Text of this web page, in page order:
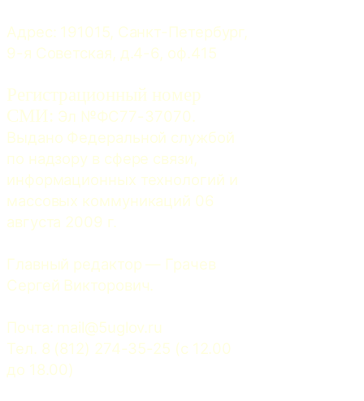
Адрес: 191015, Санкт-Петербург,
9-я Советская, д.4-6, оф.415
Регистрационный номер
СМИ: Эл №ФС77-37070.
Выдано Федеральной службой
по надзору в сфере связи,
информационных технологий и
массовых коммуникаций 06
августа 2009 г.
Главный редактор — Грачев
Сергей Викторович.
Почта: mail@5uglov.ru
Тел. 8 (812) 274-35-25 (c 12.00
до 18.00)